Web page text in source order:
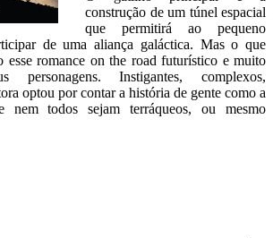
construção de um túnel espacial
que permitirá ao pequeno
de uma aliança galáctica. Mas o que
esse romance on the road futurístico e muito
personagens. Instigantes, complexos,
optou por contar a história de gente como a
todos sejam terráqueos, ou mesmo